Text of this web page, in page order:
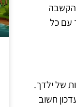
הקשבה
עם כל
של ילדך.
חשוב